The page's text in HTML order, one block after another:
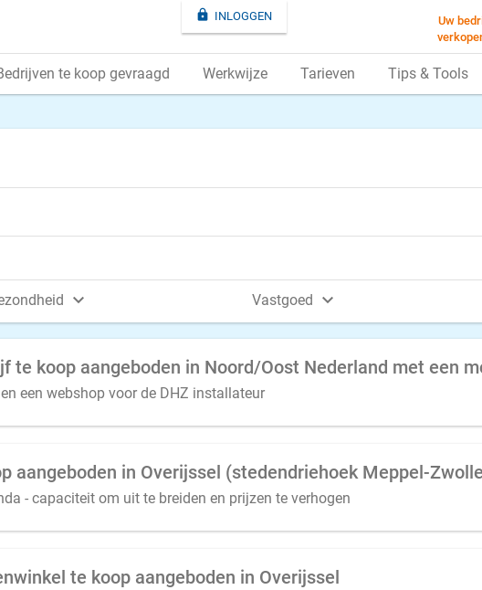
 Vastgoed 
een webshop voor de DHZ installateur
- capaciteit om uit te breiden en prijzen te verhogen
te koop aangeboden in Overijssel
 INLOGGEN
Uw
te koop gevraagd Werkwijze Tarieven Tips & Tools